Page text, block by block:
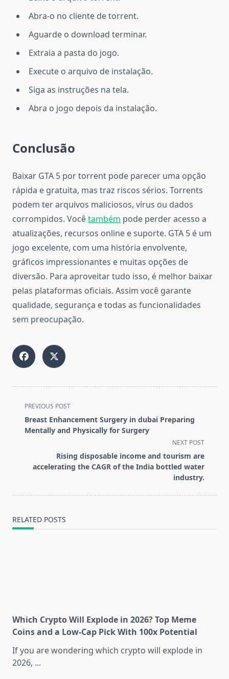
Abra-o no cliente de torrent.
Aguarde o download terminar.
Extraia a pasta do jogo.
Execute o arquivo de instalação.
Siga as instruções na tela.
Abra o jogo depois da instalação.
Conclusão
Baixar GTA 5 por torrent pode parecer uma opção
rápida e gratuita, mas traz riscos sérios. Torrents
podem ter arquivos maliciosos, vírus ou dados
corrompidos. Vocêtambém pode perder acesso a
atualizações, recursos online e suporte. GTA 5 é um
jogo excelente, com uma história envolvente,
gráficos impressionantes e muitas opções de
diversão. Para aproveitar tudo isso, é melhor baixar
pelas plataformas oficiais. Assim você garante
qualidade, segurança e todas as funcionalidades
sem preocupação.
<span
class="nav-
subtitle
text">Page</span>
PREVIOUS POST
Breast Enhancement Surgery in dubai Preparing
Mentally and Physically for Surgery
NEXT POST
Rising disposable income and tourism are
accelerating the CAGR of the India bottled water
industry.
RELATED POSTS
Which Crypto Will Explode in 2026? Top Meme
Coins and a Low-Cap Pick With 100x Potential
If you are wondering which crypto will explode in
2026, ...